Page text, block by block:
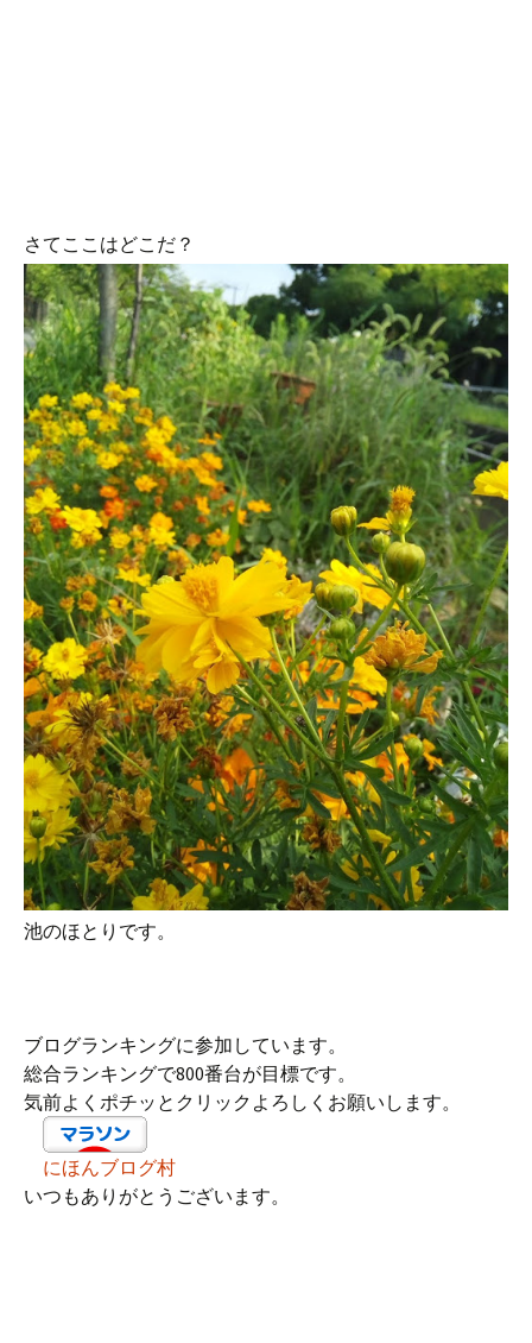
さてここはどこだ？
池のほとりです。
ブログランキングに参加しています。
総合ランキングで800番台が目標です。
気前よくポチッとクリックよろしくお願いします。
にほんブログ村
いつもありがとうございます。